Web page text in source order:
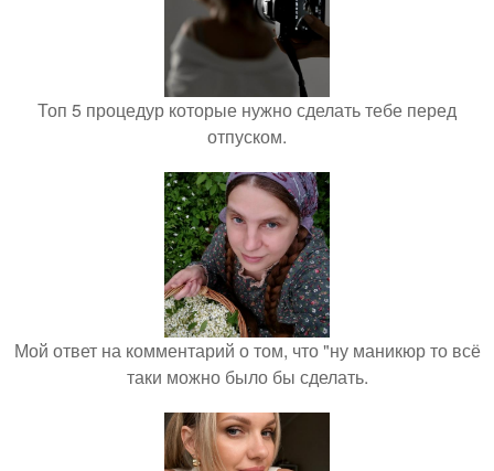
Топ 5 процедур которые нужно сделать тебе перед
отпуском.
Мой ответ на комментарий о том, что "ну маникюр то всё
таки можно было бы сделать.